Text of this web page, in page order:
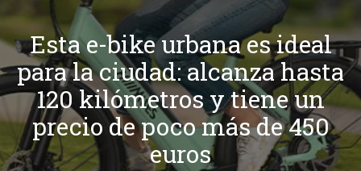
Esta e-bike urbana es ideal
para la ciudad: alcanza hasta
120 kilómetros y tiene un
precio de poco más de 450
euros